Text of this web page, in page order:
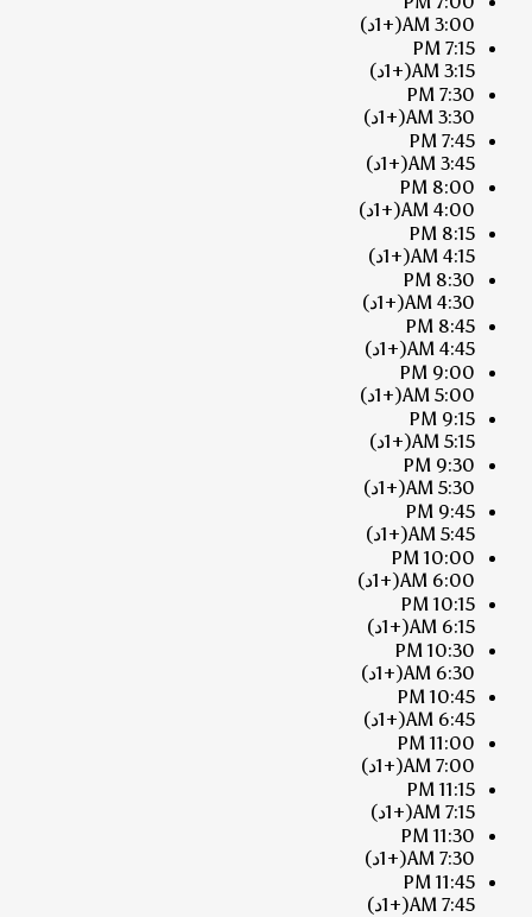
3:00 AM
(+1د)
7:15 PM
3:15 AM
(+1د)
7:30 PM
3:30 AM
(+1د)
7:45 PM
3:45 AM
(+1د)
8:00 PM
4:00 AM
(+1د)
8:15 PM
4:15 AM
(+1د)
8:30 PM
4:30 AM
(+1د)
8:45 PM
4:45 AM
(+1د)
9:00 PM
5:00 AM
(+1د)
9:15 PM
5:15 AM
(+1د)
9:30 PM
5:30 AM
(+1د)
9:45 PM
5:45 AM
(+1د)
10:00 PM
6:00 AM
(+1د)
10:15 PM
6:15 AM
(+1د)
10:30 PM
6:30 AM
(+1د)
10:45 PM
6:45 AM
(+1د)
11:00 PM
7:00 AM
(+1د)
11:15 PM
7:15 AM
(+1د)
11:30 PM
7:30 AM
(+1د)
11:45 PM
7:45 AM
(+1د)